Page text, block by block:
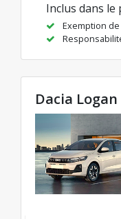
Inclus dans le
Exemption
Dacia